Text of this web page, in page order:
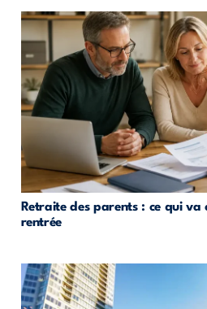
Retraite des parents : ce qui
rentrée